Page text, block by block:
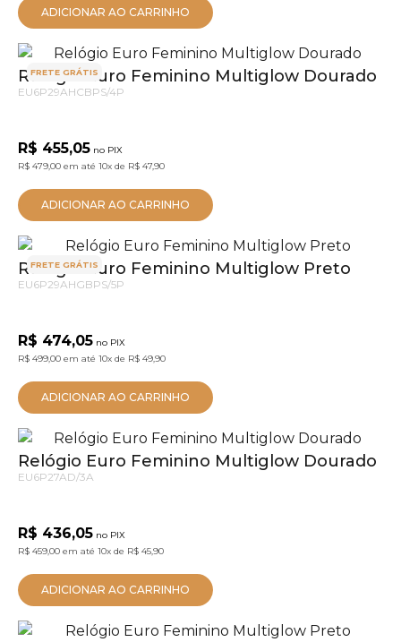
ADICIONAR AO CARRINHO
FRETE GRÁTIS
Relógio Euro Feminino Multiglow Dourado
EU6P29AHCBPS/4P
R$ 455,05 no PIX
R$ 479,00 em até 10x de R$ 47,90
ADICIONAR AO CARRINHO
FRETE GRÁTIS
Relógio Euro Feminino Multiglow Preto
EU6P29AHGBPS/5P
R$ 474,05 no PIX
R$ 499,00 em até 10x de R$ 49,90
ADICIONAR AO CARRINHO
Relógio Euro Feminino Multiglow Dourado
EU6P27AD/3A
R$ 436,05 no PIX
R$ 459,00 em até 10x de R$ 45,90
ADICIONAR AO CARRINHO